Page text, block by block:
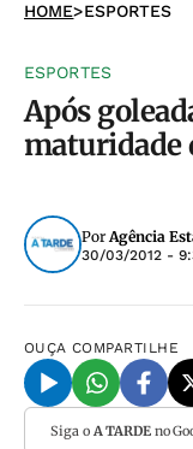
HOME>ESPORTES
ESPORTES
Após
maturidade
PorAgência
30/03/2012 -
OUÇA COMPARTILHE
Siga o A TARDEno